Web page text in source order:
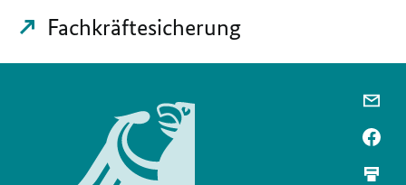
Fachkräftesicherung